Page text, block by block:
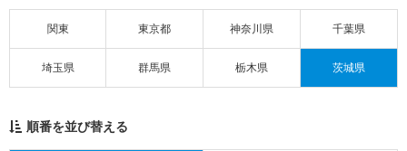
関東 東京都 神奈川県 千葉県
埼玉県 群馬県 栃木県 茨城県
順番を並び替える